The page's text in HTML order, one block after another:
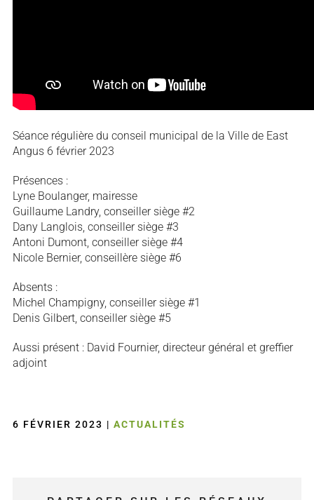
Séance régulière du conseil municipal de la Ville de East
Angus 6 février 2023
Présences :
Lyne Boulanger, mairesse
Guillaume Landry, conseiller siège #2
Dany Langlois, conseiller siège #3
Antoni Dumont, conseiller siège #4
Nicole Bernier, conseillère siège #6
Absents :
Michel Champigny, conseiller siège #1
Denis Gilbert, conseiller siège #5
Aussi présent : David Fournier, directeur général et greffier
adjoint
6 FÉVRIER 2023 | ACTUALITÉS